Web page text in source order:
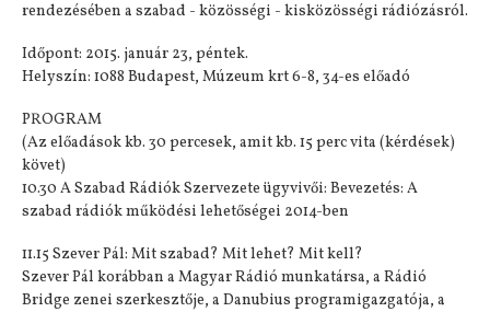
rendezésében a szabad - közösségi - kisközösségi rádiózásról.
Időpont: 2015. január 23, péntek.
Helyszín: 1088 Budapest, Múzeum krt 6-8, 34-es előadó
PROGRAM
(Az előadások kb. 30 percesek, amit kb. 15 perc vita (kérdések)
követ)
10.30 A Szabad Rádiók Szervezete ügyvivői: Bevezetés: A
szabad rádiók működési lehetőségei 2014-ben
11.15 Szever Pál: Mit szabad? Mit lehet? Mit kell?
Szever Pál korábban a Magyar Rádió munkatársa, a Rádió
Bridge zenei szerkesztője, a Danubius programigazgatója, a